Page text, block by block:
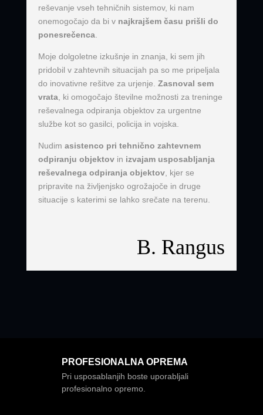
reševanje vseh tehničnih sistemov, ki nam
onemogočajo da bi v najkrajšem času prišli do
ponesrečenca.
Moje dolgoletne izkušnje in znanja, ki sem jih
pridobil v zahtevnih situacijah pa so me pripeljala
do inovativne rešitve za urjenje. Zasnoval sem
vrata, ki omogočajo številne možnosti za treninge
reševalnega odpiranja objektov za urgentne
službe kot so gasilci, policija in vojska.
Nudim asistenco pri tehnično zahtevnem
odpiranju objektov in izvajam usposabljanja
reševalnega odpiranja objektov, kjer se
pripravite na življenjsko ogrožajoče in druge
situacije s katerimi se lahko srečate na terenu.
B. Rangus
PROFESIONALNA OPREMA
Pri usposablanjih boste uporabljali
profesionalno opremo.